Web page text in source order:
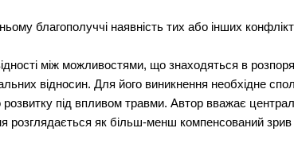
благополуччі наявність тих або інших
між можливостями, що знаходяться в
відносин. Для його виникнення необхідне
розвитку під впливом травми. Автор вважає
як більш-менш компенсований зрив